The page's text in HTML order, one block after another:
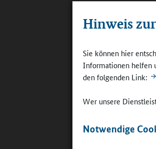
Hinweis
Sie können hier
Informationen helfen
den folgenden Link:
Wer unsere
Notwendige